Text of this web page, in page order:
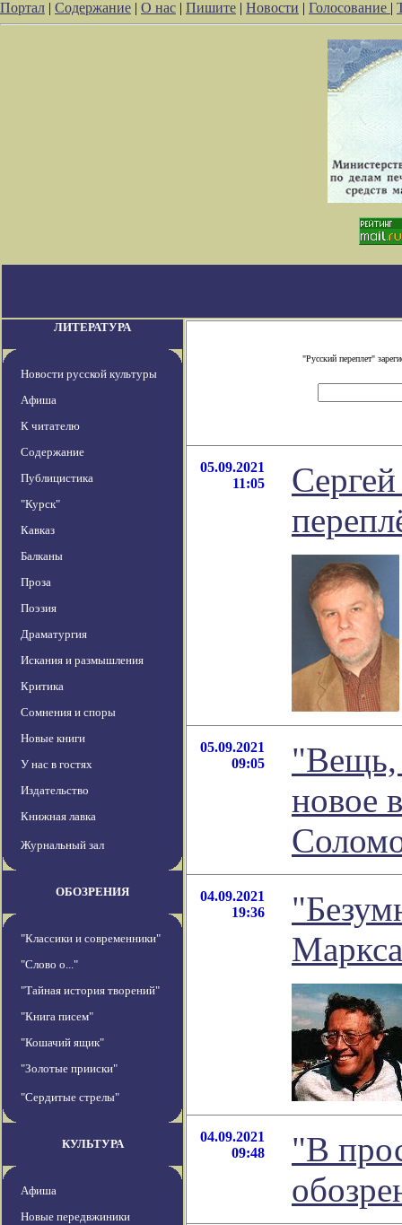
Портал | Содержание | О нас | Пишите | Новости | Голосование |
ЛИТЕРАТУРА
Новости русской культуры
Афиша
К читателю
Содержание
Публицистика
"Курск"
Кавказ
Балканы
Проза
Поэзия
Драматургия
Искания и размышления
Критика
Сомнения и споры
Новые книги
У нас в гостях
Издательство
Книжная лавка
Журнальный зал
ОБОЗРЕНИЯ
"Классики и современники"
"Слово о..."
"Тайная история творений"
"Книга писем"
"Кошачий ящик"
"Золотые прииски"
"Сердитые стрелы"
КУЛЬТУРА
Афиша
Новые передвжиники
"Русский переплет"
05.09.2021
11:05
05.09.2021
09:05
"Вещь,
новое
04.09.2021
19:36
04.09.2021
09:48
"В